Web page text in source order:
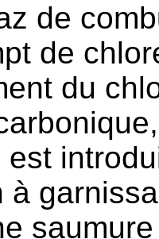
de
de
du
à